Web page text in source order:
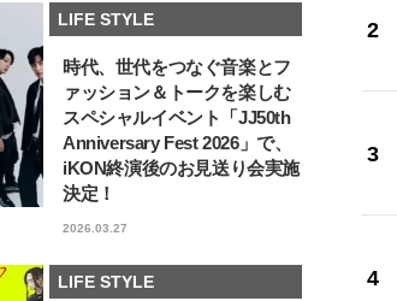
LIFE STYLE
時代、世代をつなぐ音楽とフ
ァッション＆トークを楽しむ
スペシャルイベント「JJ50th
Anniversary Fest 2026」で、
iKON終演後のお見送り会実施
決定！
2026.03.27
LIFE STYLE